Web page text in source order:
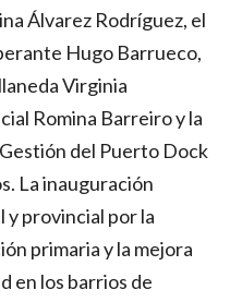
Álvarez Rodríguez, el
Hugo Barrueco,
Virginia
Romina Barreiro y la
del Puerto Dock
La inauguración
y provincial por la
primaria y la mejora
en los barrios de